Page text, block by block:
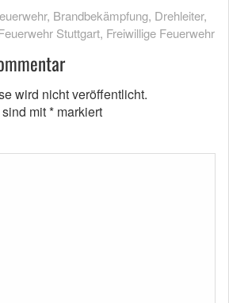
, Brandbekämpfung, Drehleiter,
Stuttgart, Freiwillige Feuerwehr
wird nicht veröffentlicht.
mit* markiert